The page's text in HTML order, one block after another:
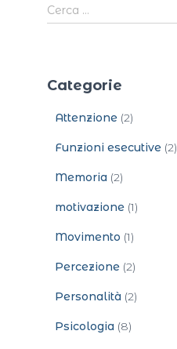
R
i
c
Cerca …
Categorie
Attenzione(2)
Funzioni esecutive(2)
Memoria (2)
motivazione(1)
Movimento (1)
Percezione(2)
Personalità (2)
Psicologia (8)